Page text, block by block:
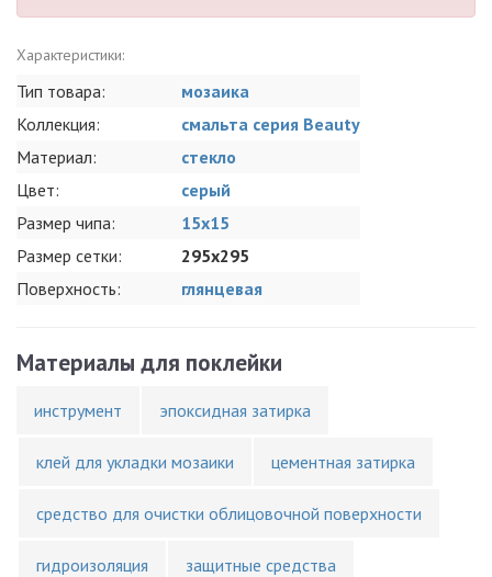
Характеристики:
Тип товара:
мозаика
Коллекция:
смальта серия Beauty
Материал:
стекло
Цвет:
серый
Размер чипа:
15x15
Размер сетки:
295x295
Поверхность:
глянцевая
Материалы для поклейки
инструмент эпоксидная затирка
клей для укладки мозаики цементная затирка
средство для очистки облицовочной поверхности
гидроизоляция защитные средства